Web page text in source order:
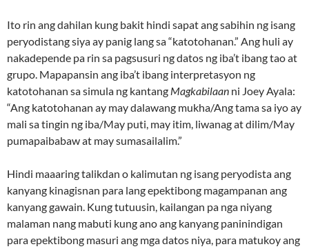
Ito rin ang dahilan kung bakit hindi sapat ang sabihin ng isang
peryodistang siya ay panig lang sa “katotohanan.” Ang huli ay
nakadepende pa rin sa pagsusuri ng datos ng iba’t ibang tao at
grupo. Mapapansin ang iba’t ibang interpretasyon ng
katotohanan sa simula ng kantang Magkabilaan ni Joey Ayala:
“Ang katotohanan ay may dalawang mukha/Ang tama sa iyo ay
mali sa tingin ng iba/May puti, may itim, liwanag at dilim/May
pumapaibabaw at may sumasailalim.”
Hindi maaaring talikdan o kalimutan ng isang peryodista ang
kanyang kinagisnan para lang epektibong magampanan ang
kanyang gawain. Kung tutuusin, kailangan pa nga niyang
malaman nang mabuti kung ano ang kanyang paninindigan
para epektibong masuri ang mga datos niya, para matukoy ang